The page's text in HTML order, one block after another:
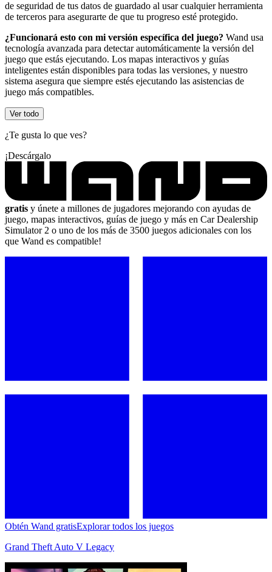
de seguridad de tus datos de guardado al usar cualquier herramienta
de terceros para asegurarte de que tu progreso esté protegido.
¿Funcionará esto con mi versión específica del juego? Wand usa
tecnología avanzada para detectar automáticamente la versión del
juego que estás ejecutando. Los mapas interactivos y guías
inteligentes están disponibles para todas las versiones, y nuestro
sistema asegura que siempre estés ejecutando las asistencias de
juego más compatibles.
Ver todo
¿Te gusta lo que ves?
¡Descárgalo
gratis y únete a millones de jugadores mejorando con ayudas de
juego, mapas interactivos, guías de juego y más en Car Dealership
Simulator 2 o uno de los más de 3500 juegos adicionales con los
que Wand es compatible!
Obtén Wand gratisExplorar todos los juegos
Grand Theft Auto V Legacy